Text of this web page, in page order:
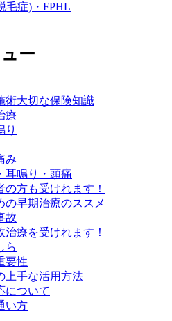
毛症)・FPHL
ー
術大切な保険知識
療
り
み
耳鳴り・頭痛
方も受けれます！
の早期治療のススメ
故
療を受けれます！
ら
要性
上手な活用方法
について
い方